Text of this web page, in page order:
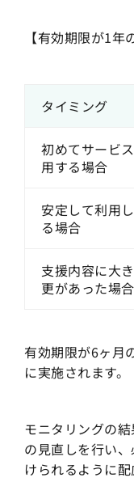
【有効期限が1年
タイミング
初めてサービ
用する場合
安定して利用
る場合
支援内容に大
更があった場合
有効期限が6ヶ月
に実施されます。
モニタリングの
の見直しを行い
けられるように配